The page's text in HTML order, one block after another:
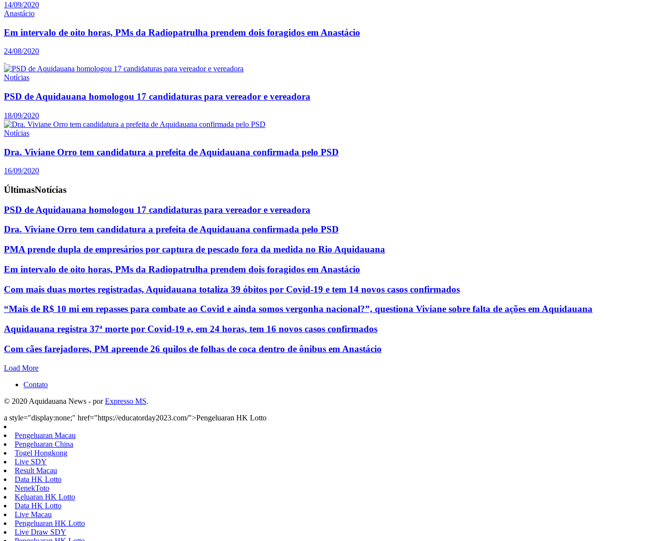
14/09/2020
Anastácio
Em intervalo de oito horas, PMs da Radiopatrulha prendem dois foragidos em Anastácio
24/08/2020
Notícias
PSD de Aquidauana homologou 17 candidaturas para vereador e vereadora
18/09/2020
Notícias
Dra. Viviane Orro tem candidatura a prefeita de Aquidauana confirmada pelo PSD
16/09/2020
ÚltimasNotícias
PSD de Aquidauana homologou 17 candidaturas para vereador e vereadora
Dra. Viviane Orro tem candidatura a prefeita de Aquidauana confirmada pelo PSD
PMA prende dupla de empresários por captura de pescado fora da medida no Rio Aquidauana
Em intervalo de oito horas, PMs da Radiopatrulha prendem dois foragidos em Anastácio
Com mais duas mortes registradas, Aquidauana totaliza 39 óbitos por Covid-19 e tem 14 novos casos confirmados
“Mais de R$ 10 mi em repasses para combate ao Covid e ainda somos vergonha nacional?”, questiona Viviane sobre falta de ações em Aquidauana
Aquidauana registra 37ª morte por Covid-19 e, em 24 horas, tem 16 novos casos confirmados
Com cães farejadores, PM apreende 26 quilos de folhas de coca dentro de ônibus em Anastácio
Load More
Contato
© 2020 Aquidauana News - porExpresso MS.
a style="display:none;" href="https://educatorday2023.com/">Pengeluaran HK Lotto
Pengeluaran Macau
Pengeluaran China
Togel Hongkong
Live SDY
Result Macau
Data HK Lotto
NenekToto
Keluaran HK Lotto
Data HK Lotto
Live Macau
Pengeluaran HK Lotto
Live Draw SDY